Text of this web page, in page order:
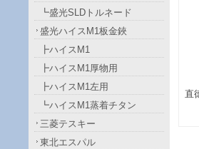
直
┗盛光SLDトルネード
盛光ハイスM1板金鋏
┣ハイスM1
┣ハイスM1厚物用
┣ハイスM1左用
┗ハイスM1蒸着チタン
三菱テスキー
東北エスパル